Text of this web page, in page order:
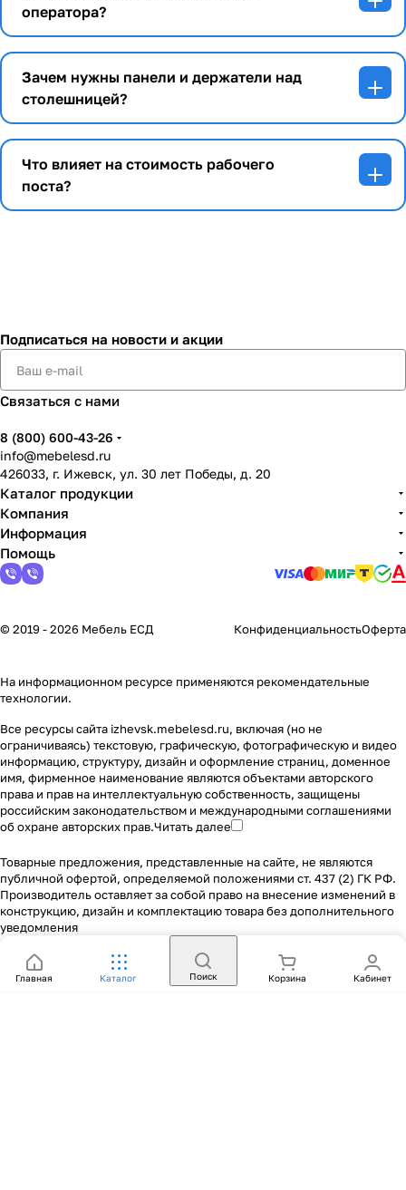
оператора?
Зачем нужны панели и держатели над
столешницей?
Что влияет на стоимость рабочего
поста?
Подписаться на новости и акции
Связаться с нами
8 (800) 600-43-26
info@mebelesd.ru
426033, г. Ижевск, ул. 30 лет Победы, д. 20
Каталог продукции
Компания
Информация
Помощь
© 2019 - 2026 Мебель ЕСД КонфиденциальностьОферта
На информационном ресурсе применяются рекомендательные
технологии.
Все ресурсы сайта izhevsk.mebelesd.ru, включая (но не
ограничиваясь) текстовую, графическую, фотографическую и видео
информацию, структуру, дизайн и оформление страниц, доменное
имя, фирменное наименование являются объектами авторского
права и прав на интеллектуальную собственность, защищены
российским законодательством и международными соглашениями
об охране авторских прав.Читать далее
Товарные предложения, представленные на сайте, не являются
публичной офертой, определяемой положениями ст. 437 (2) ГК РФ.
Производитель оставляет за собой право на внесение изменений в
конструкцию, дизайн и комплектацию товара без дополнительного
уведомления
Главная Каталог Поиск Корзина Кабинет